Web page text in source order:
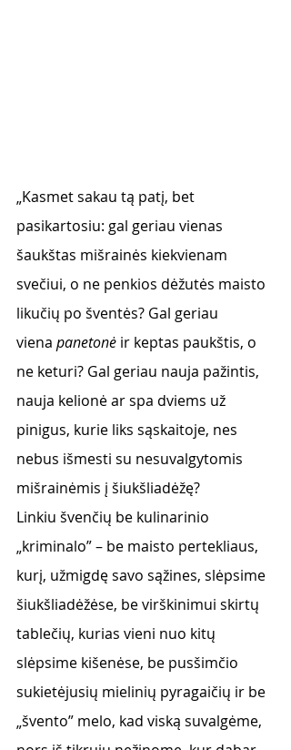
„Kasmet sakau tą patį, bet
pasikartosiu: gal geriau vienas
šaukštas mišrainės kiekvienam
svečiui, o ne penkios dėžutės maisto
likučių po šventės? Gal geriau
viena panetonė ir keptas paukštis, o
ne keturi? Gal geriau nauja pažintis,
nauja kelionė ar spa dviems už
pinigus, kurie liks sąskaitoje, nes
nebus išmesti su nesuvalgytomis
mišrainėmis į šiukšliadėžę?
Linkiu švenčių be kulinarinio
„kriminalo” – be maisto pertekliaus,
kurį, užmigdę savo sąžines, slėpsime
šiukšliadėžėse, be virškinimui skirtų
tablečių, kurias vieni nuo kitų
slėpsime kišenėse, be pusšimčio
sukietėjusių mielinių pyragaičių ir be
„švento” melo, kad viską suvalgėme,